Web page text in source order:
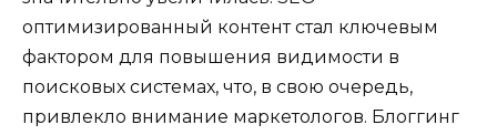
оптимизированный контент стал ключевым
фактором для повышения видимости в
поисковых системах, что, в свою очередь,
привлекло внимание маркетологов. Блоггинг